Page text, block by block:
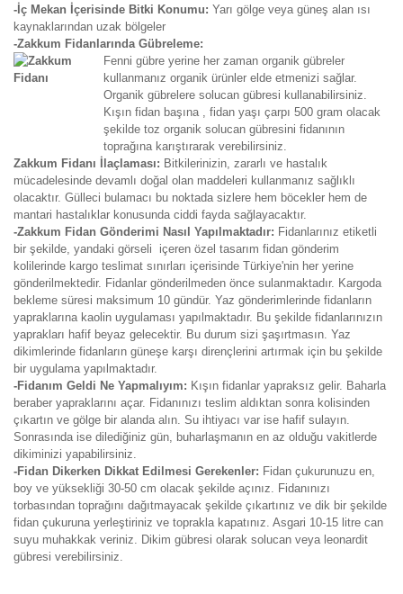
-İç Mekan İçerisinde Bitki Konumu: Yarı gölge veya güneş alan ısı
kaynaklarından uzak bölgeler
-Zakkum Fidanlarında Gübreleme:
Fenni gübre yerine her zaman organik gübreler
kullanmanız organik ürünler elde etmenizi sağlar.
Organik gübrelere solucan gübresi kullanabilirsiniz.
Kışın fidan başına , fidan yaşı çarpı 500 gram olacak
şekilde toz organik solucan gübresini fidanının
toprağına karıştırarak verebilirsiniz.
Zakkum Fidanı İlaçlaması: Bitkilerinizin, zararlı ve hastalık
mücadelesinde devamlı doğal olan maddeleri kullanmanız sağlıklı
olacaktır. Gülleci bulamacı bu noktada sizlere hem böcekler hem de
mantari hastalıklar konusunda ciddi fayda sağlayacaktır.
-Zakkum Fidan Gönderimi Nasıl Yapılmaktadır: Fidanlarınız etiketli
bir şekilde, yandaki görseli içeren özel tasarım fidan gönderim
kolilerinde kargo teslimat sınırları içerisinde Türkiye'nin her yerine
gönderilmektedir. Fidanlar gönderilmeden önce sulanmaktadır. Kargoda
bekleme süresi maksimum 10 gündür. Yaz gönderimlerinde fidanların
yapraklarına kaolin uygulaması yapılmaktadır. Bu şekilde fidanlarınızın
yaprakları hafif beyaz gelecektir. Bu durum sizi şaşırtmasın. Yaz
dikimlerinde fidanların güneşe karşı dirençlerini artırmak için bu şekilde
bir uygulama yapılmaktadır.
-Fidanım Geldi Ne Yapmalıyım: Kışın fidanlar yapraksız gelir. Baharla
beraber yapraklarını açar. Fidanınızı teslim aldıktan sonra kolisinden
çıkartın ve gölge bir alanda alın. Su ihtiyacı var ise hafif sulayın.
Sonrasında ise dilediğiniz gün, buharlaşmanın en az olduğu vakitlerde
dikiminizi yapabilirsiniz.
-Fidan Dikerken Dikkat Edilmesi Gerekenler: Fidan çukurunuzu en,
boy ve yüksekliği 30-50 cm olacak şekilde açınız. Fidanınızı
torbasından toprağını dağıtmayacak şekilde çıkartınız ve dik bir şekilde
fidan çukuruna yerleştiriniz ve toprakla kapatınız. Asgari 10-15 litre can
suyu muhakkak veriniz. Dikim gübresi olarak solucan veya leonardit
gübresi verebilirsiniz.